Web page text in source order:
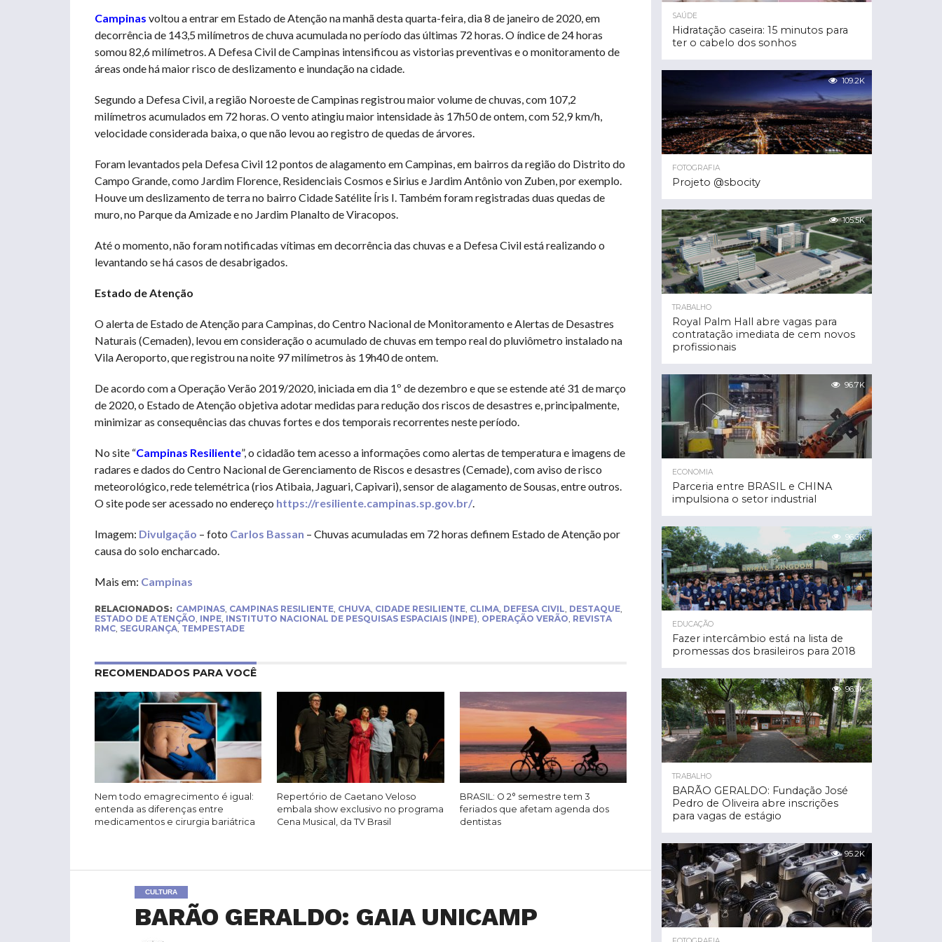
Campinas voltou a entrar em Estado de Atenção na manhã desta quarta-feira, dia 8 de janeiro de 2020, em
decorrência de 143,5 milímetros de chuva acumulada no período das últimas 72 horas. O índice de 24 horas
somou 82,6 milímetros. A Defesa Civil de Campinas intensificou as vistorias preventivas e o monitoramento de
áreas onde há maior risco de deslizamento e inundação na cidade.
Segundo a Defesa Civil, a região Noroeste de Campinas registrou maior volume de chuvas, com 107,2
milímetros acumulados em 72 horas. O vento atingiu maior intensidade às 17h50 de ontem, com 52,9 km/h,
velocidade considerada baixa, o que não levou ao registro de quedas de árvores.
Foram levantados pela Defesa Civil 12 pontos de alagamento em Campinas, em bairros da região do Distrito do
Campo Grande, como Jardim Florence, Residenciais Cosmos e Sirius e Jardim Antônio von Zuben, por exemplo.
Houve um deslizamento de terra no bairro Cidade Satélite Íris I. Também foram registradas duas quedas de
muro, no Parque da Amizade e no Jardim Planalto de Viracopos.
Até o momento, não foram notificadas vítimas em decorrência das chuvas e a Defesa Civil está realizando o
levantando se há casos de desabrigados.
Estado de Atenção
O alerta de Estado de Atenção para Campinas, do Centro Nacional de Monitoramento e Alertas de Desastres
Naturais (Cemaden), levou em consideração o acumulado de chuvas em tempo real do pluviômetro instalado na
Vila Aeroporto, que registrou na noite 97 milímetros às 19h40 de ontem.
De acordo com a Operação Verão 2019/2020, iniciada em dia 1º de dezembro e que se estende até 31 de março
de 2020, o Estado de Atenção objetiva adotar medidas para redução dos riscos de desastres e, principalmente,
minimizar as consequências das chuvas fortes e dos temporais recorrentes neste período.
No site “Campinas Resiliente”, o cidadão tem acesso a informações como alertas de temperatura e imagens de
radares e dados do Centro Nacional de Gerenciamento de Riscos e desastres (Cemade), com aviso de risco
meteorológico, rede telemétrica (rios Atibaia, Jaguari, Capivari), sensor de alagamento de Sousas, entre outros.
O site pode ser acessado no endereço https://resiliente.campinas.sp.gov.br/.
Imagem: Divulgação – foto Carlos Bassan – Chuvas acumuladas em 72 horas definem Estado de Atenção por
causa do solo encharcado.
Mais em: Campinas
RELACIONADOS: CAMPINAS, CAMPINAS RESILIENTE, CHUVA, CIDADE RESILIENTE, CLIMA, DEFESA CIVIL, DESTAQUE,
ESTADO DE ATENÇÃO, INPE, INSTITUTO NACIONAL DE PESQUISAS ESPACIAIS (INPE), OPERAÇÃO VERÃO, REVISTA
RMC, SEGURANÇA, TEMPESTADE
RECOMENDADOS PARA VOCÊ
Nem todo emagrecimento é igual:
entenda as diferenças entre
medicamentos e cirurgia bariátrica
Repertório de Caetano Veloso
embala show exclusivo no programa
Cena Musical, da TV Brasil
BRASIL: O 2° semestre tem 3
feriados que afetam agenda dos
dentistas
CULTURA
BARÃO GERALDO: GAIA UNICAMP
SAÚDE
Hidratação caseira: 15 minutos para
ter o cabelo dos sonhos
109.2K
FOTOGRAFIA
Projeto @sbocity
105.5K
TRABALHO
Royal Palm Hall abre vagas para
contratação imediata de cem novos
profissionais
96.7K
ECONOMIA
Parceria entre BRASIL e CHINA
impulsiona o setor industrial
96.3K
EDUCAÇÃO
Fazer intercâmbio está na lista de
promessas dos brasileiros para 2018
96.3K
TRABALHO
BARÃO GERALDO: Fundação José
Pedro de Oliveira abre inscrições
para vagas de estágio
95.2K